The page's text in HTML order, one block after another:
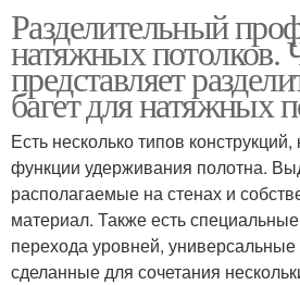
Разделительный
натяжных потолков.
представляет
багет для натяжных
Есть несколько типов
функции удерживания полотна.
располагаемые на стенах и
материал. Также есть
перехода уровней, универсальные
сделанные для сочетания